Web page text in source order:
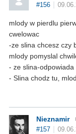
#156
mlody w pierdlu
cwelowac
-ze slina chcesz czy
mlody pomyslal
- ze slina-odpowiada
- Slina chodz tu,
Nieznamir
#157